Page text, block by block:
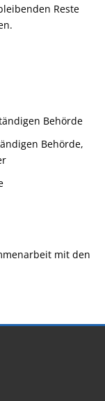
Reste
Behörde
Behörde,
mit den